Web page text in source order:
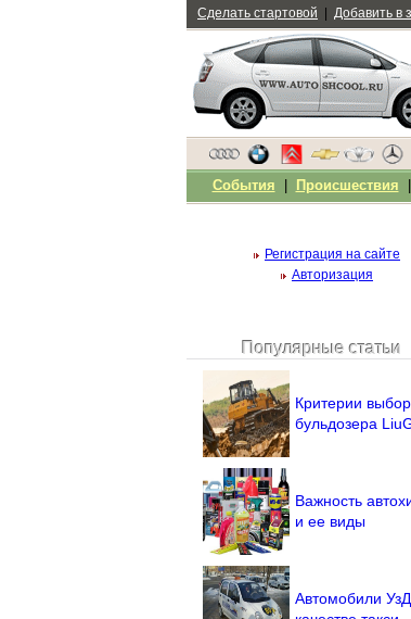
Регистрация на сайте
Авторизация
Напомнить пароль?
Популярные статьи
Критерии
бульдозера
Важность
и ее виды
Автомобили
Сделать стартовой Добавить в
События Происшествия